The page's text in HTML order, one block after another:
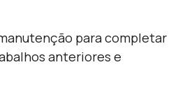
para completar
anteriores e